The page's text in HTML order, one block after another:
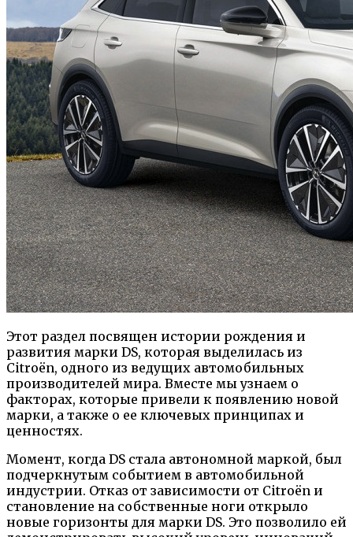
Этот раздел посвящен истории рождения и
развития марки DS, которая выделилась из
Citroën, одного из ведущих автомобильных
производителей мира. Вместе мы узнаем о
факторах, которые привели к появлению новой
марки, а также о ее ключевых принципах и
ценностях.
Момент, когда DS стала автономной маркой, был
подчеркнутым событием в автомобильной
индустрии. Отказ от зависимости от Citroën и
становление на собственные ноги открыло
новые горизонты для марки DS. Это позволило ей